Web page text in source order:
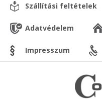
Szállítási feltételek
Adatvédelem
Impresszum